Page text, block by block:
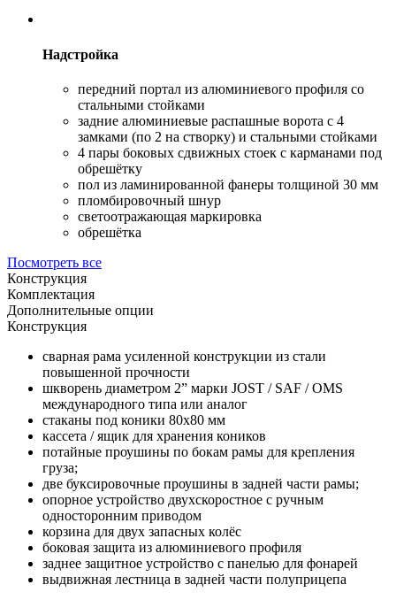
Надстройка
передний портал из алюминиевого профиля со
стальными стойками
задние алюминиевые распашные ворота с 4
замками (по 2 на створку) и стальными стойками
4 пары боковых сдвижных стоек с карманами под
обрешётку
пол из ламинированной фанеры толщиной 30 мм
пломбировочный шнур
светоотражающая маркировка
обрешётка
Посмотреть все
Конструкция
Комплектация
Дополнительные опции
Конструкция
сварная рама усиленной конструкции из стали
повышенной прочности
шкворень диаметром 2” марки JOST / SAF / OMS
международного типа или аналог
стаканы под коники 80х80 мм
кассета / ящик для хранения коников
потайные проушины по бокам рамы для крепления
груза;
две буксировочные проушины в задней части рамы;
опорное устройство двухскоростное с ручным
односторонним приводом
корзина для двух запасных колёс
боковая защита из алюминиевого профиля
заднее защитное устройство с панелью для фонарей
выдвижная лестница в задней части полуприцепа